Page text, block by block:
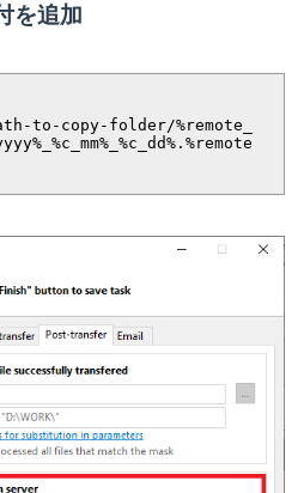
を追加
to-copy-folder/%remote_